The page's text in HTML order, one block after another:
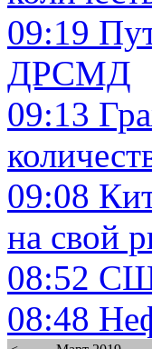
09:19
ДРСМД
09:13
09:08
на свой
08:52
08:48